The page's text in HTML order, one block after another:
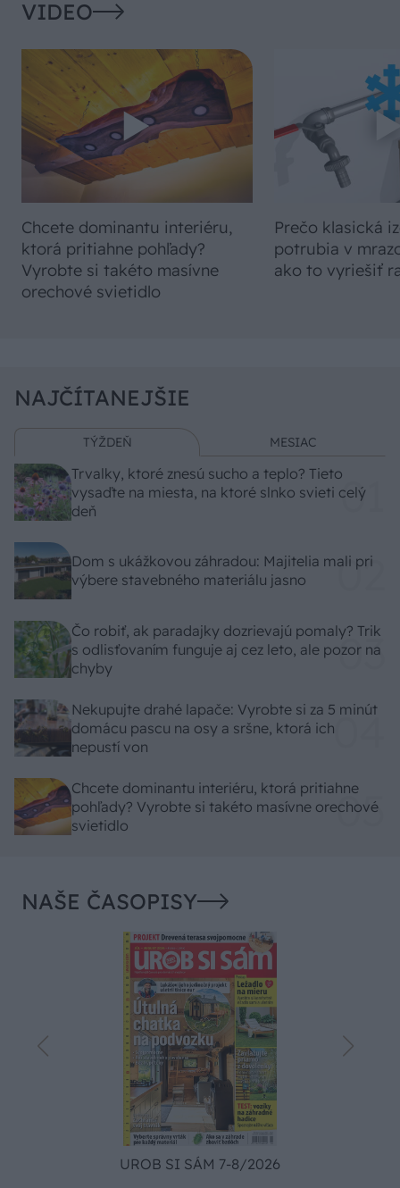
VIDEO
Chcete dominantu interiéru,
ktorá pritiahne pohľady?
Vyrobte si takéto masívne
orechové svietidlo
Prečo klasická
potrubia v
ako to vyriešiť
NAJČÍTANEJŠIE
TÝŽDEŇ MESIAC
Trvalky, ktoré znesú sucho a teplo? Tieto
vysaďte na miesta, na ktoré slnko svieti celý
deň
Dom s ukážkovou záhradou: Majitelia mali pri
výbere stavebného materiálu jasno
Čo robiť, ak paradajky dozrievajú pomaly? Trik
s odlisťovaním funguje aj cez leto, ale pozor na
chyby
Nekupujte drahé lapače: Vyrobte si za 5 minút
domácu pascu na osy a sršne, ktorá ich
nepustí von
Chcete dominantu interiéru, ktorá pritiahne
pohľady? Vyrobte si takéto masívne orechové
svietidlo
NAŠE ČASOPISY
UROB SI SÁM 7-8/2026